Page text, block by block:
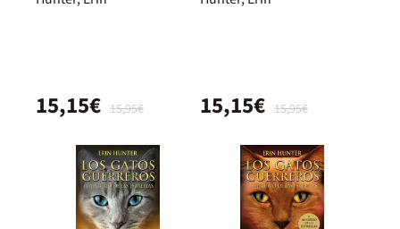
15,95€
15,15€ 15,95€
15,15€